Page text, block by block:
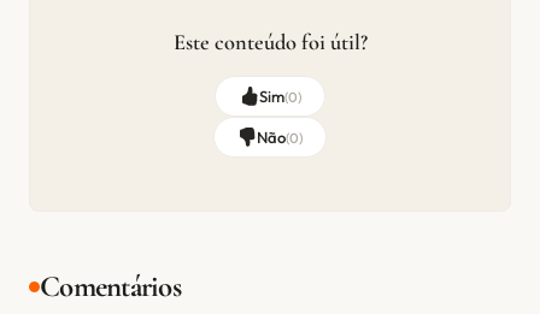
Este conteúdo foi útil?
Sim(0)
Não(0)
Comentários